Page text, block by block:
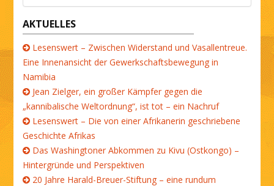
AKTUELLES
Lesenswert – Zwischen Widerstand und Vasallentreue.
Eine Innenansicht der Gewerkschaftsbewegung in
Namibia
Jean Zielger, ein großer Kämpfer gegen die
„kannibalische Weltordnung“, ist tot – ein Nachruf
Lesenswert – Die von einer Afrikanerin geschriebene
Geschichte Afrikas
Das Washingtoner Abkommen zu Kivu (Ostkongo) –
Hintergründe und Perspektiven
20 Jahre Harald-Breuer-Stiftung – eine rundum